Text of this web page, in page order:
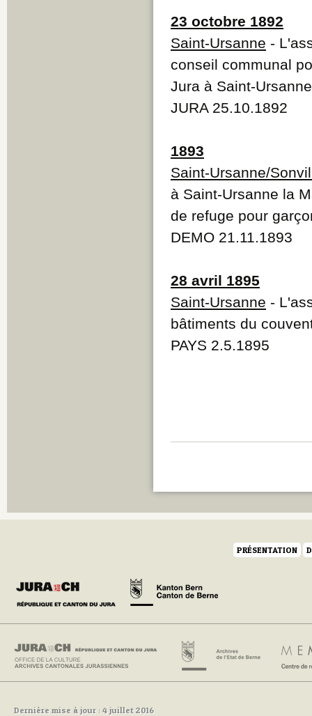
23 octobre 1892
Saint-Ursanne -
conseil communal
Jura à Saint-Ursanne
JURA 25.10.1892
1893
Saint-Ursanne/
à Saint-Ursanne la
de refuge pour
DEMO 21.11.1893
28 avril 1895
Saint-Ursanne -
bâtiments du
PAYS 2.5.1895
PRÉSENTATION
Dernière mise à jour : 4 juillet 2016